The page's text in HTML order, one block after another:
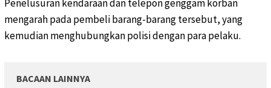
Penelusuran kendaraan dan telepon genggam korban
mengarah pada pembeli barang-barang tersebut, yang
kemudian menghubungkan polisi dengan para pelaku.
BACAAN LAINNYA